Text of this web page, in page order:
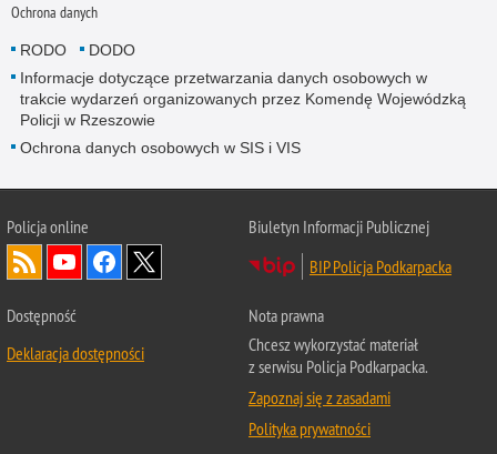
Ochrona danych
RODO
DODO
Informacje dotyczące przetwarzania danych osobowych w
trakcie wydarzeń organizowanych przez Komendę Wojewódzką
Policji w Rzeszowie
Ochrona danych osobowych w SIS i VIS
Policja online
Biuletyn Informacji Publicznej
BIP Policja Podkarpacka
Dostępność
Deklaracja dostępności
Nota prawna
Chcesz wykorzystać materiał
z serwisu Policja Podkarpacka.
Zapoznaj się z zasadami
Polityka prywatności